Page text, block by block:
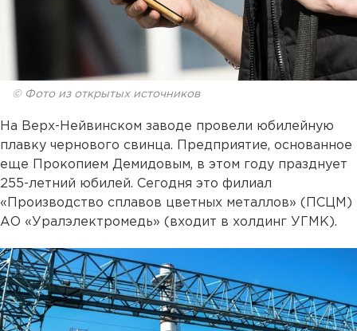
© Фото из открытых источников
На Верх-Нейвинском заводе провели юбилейную
плавку чернового свинца. Предприятие, основанное
еще Прокопием Демидовым, в этом году празднует
255-летний юбилей. Сегодня это филиал
«Производство сплавов цветных металлов» (ПСЦМ)
АО «Уралэлектромедь» (входит в холдинг УГМК).